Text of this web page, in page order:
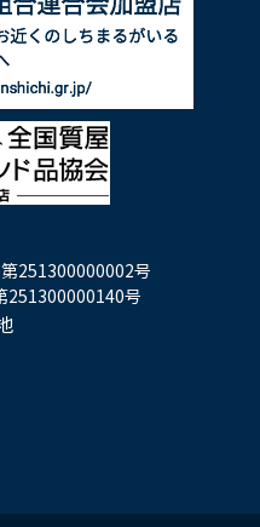
251300000002号
251300000140号